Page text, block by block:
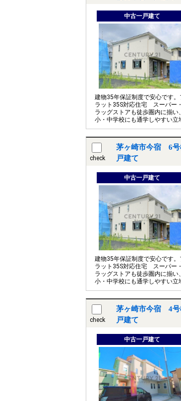
中古一戸建て
建物35年保証制度で安心です。
ラット35S対応住宅 スーパー
ラッグストアも徒歩圏内に揃い、
小・中学校にも通学しやすい立
です。
check
茅ヶ崎市今宿 6号
戸建て
中古一戸建て
建物35年保証制度で安心です。
ラット35S対応住宅 スーパー
ラッグストアも徒歩圏内に揃い、
小・中学校にも通学しやすい立
です。
check
茅ヶ崎市今宿 4号
戸建て
中古一戸建て